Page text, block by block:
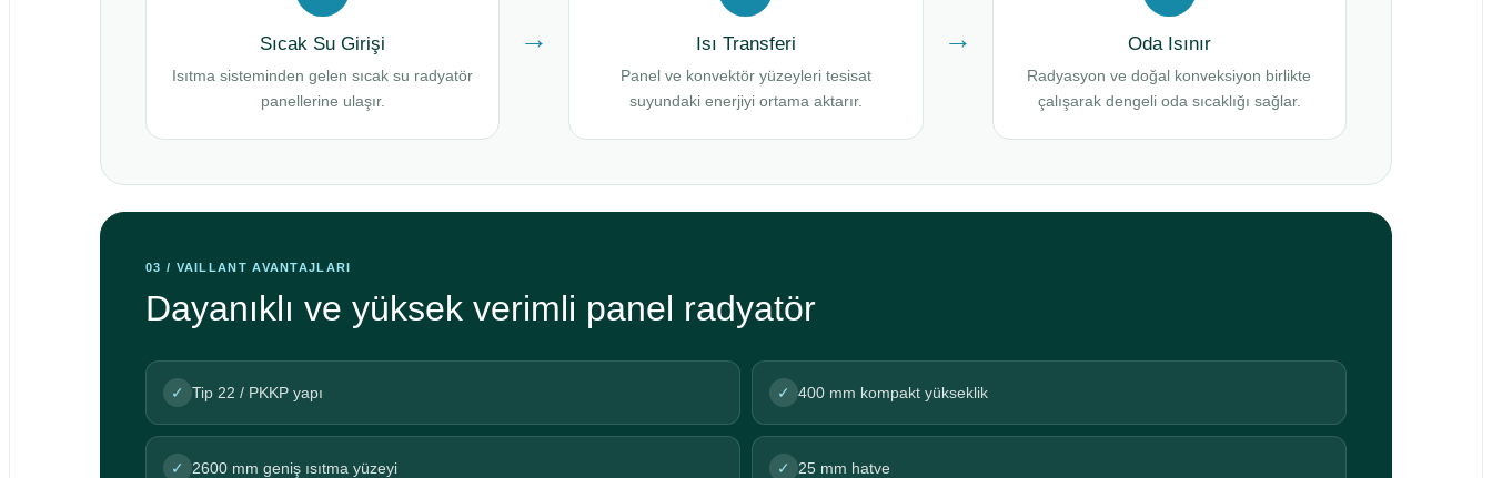
Sıcak Su Girişi
Isıtma sisteminden gelen sıcak su radyatör
panellerine ulaşır.
→ Isı Transferi
Panel ve konvektör yüzeyleri tesisat
suyundaki enerjiyi ortama aktarır.
→ Oda Isınır
Radyasyon ve doğal konveksiyon birlikte
çalışarak dengeli oda sıcaklığı sağlar.
03 / VAILLANT AVANTAJLARI
Dayanıklı ve yüksek verimli panel radyatör
✓ Tip 22 / PKKP yapı ✓ 400 mm kompakt yükseklik
✓ 2600 mm geniş ısıtma yüzeyi ✓ 25 mm hatve